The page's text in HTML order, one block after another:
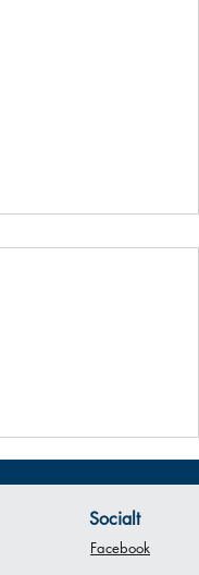
Graderingsdatum
vuxengradering i
Socialt
Facebook